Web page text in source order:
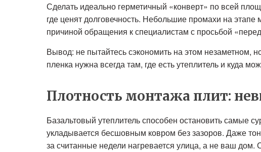
Сделать идеально герметичный «конверт» по всей
где ценят долговечность. Небольшие промахи на
причиной обращения к специалистам с просьбой
Вывод: не пытайтесь сэкономить на этом
пленка нужна всегда там, где есть утеплитель и куда
Плотность монтажа плит:
Базальтовый утеплитель способен остановить самые
укладывается бесшовным ковром без зазоров. Даже
за считанные недели нагревается улица, а не ваш